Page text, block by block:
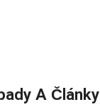
A Články